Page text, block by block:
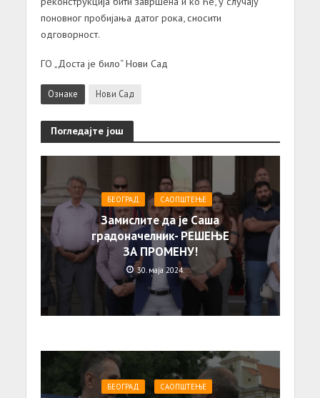
поновног пробијања датог рока, сносити
одговорност.
ГО „Доста је било“ Нови Сад
Ознаке Нови Сад
Погледајте још
БЕОГРАД САОПШТЕЊE
Замислите да је Саша
градоначелник- РЕШЕЊЕ
ЗА ПРОМЕНУ!
30. маја 2024.
БЕОГРАД САОПШТЕЊE